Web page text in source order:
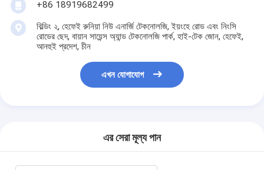
+86 18919682499
বিল্ডিং ২, হেফেই রুনিয়া নিউ এনার্জি টেকনোলজি, ইয়ংহে রোড এবং নিংসি
রোডের ছেদ, বায়ান সায়েন্স অ্যান্ড টেকনোলজি পার্ক, হাই-টেক জোন, হেফেই,
আনহুই প্রদেশ, চীন
এখন যোগাযোগ
এর সেরা মূল্য পান